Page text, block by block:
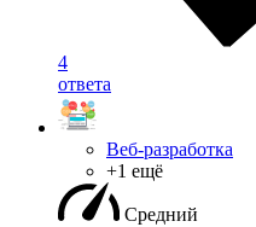
4
ответа
Веб-разработка
+1 ещё
Средний